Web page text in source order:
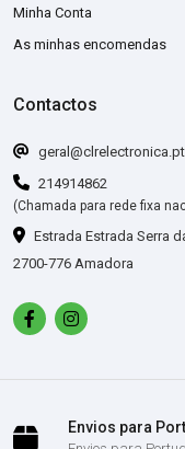
Minha Conta
As minhas encomendas
Contactos
geral@clrelectronica.pt
214914862
(Chamada para rede fixa
Estrada Estrada Serra
2700-776 Amadora
Envios para